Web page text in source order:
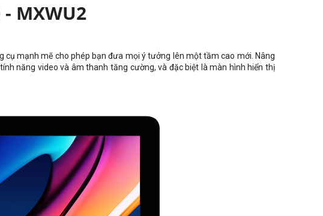
MXWU2
mạnh mẽ cho phép bạn đưa mọi ý tưởng lên một tầm cao mới. Nâng
năng video và âm thanh tăng cường, và đặc biệt là màn hình hiển thị